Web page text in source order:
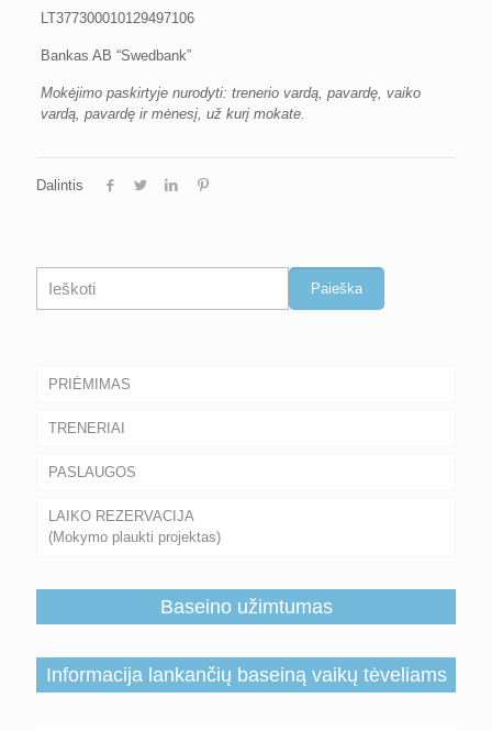
LT377300010129497106
Bankas AB “Swedbank”
Mokėjimo paskirtyje nurodyti: trenerio vardą, pavardę, vaiko
vardą, pavardę ir mėnesį, už kurį mokate.
Dalintis
Paieška Paieška
PRIĖMIMAS
TRENERIAI
PASLAUGOS
LAIKO REZERVACIJA
(Mokymo plaukti projektas)
Baseino užimtumas
Informacija lankančių baseiną vaikų tėveliams